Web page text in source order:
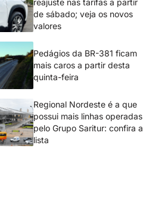
reajuste nas tarifas a partir
de sábado; veja os novos
valores
Pedágios da BR-381 ficam
mais caros a partir desta
quinta-feira
Regional Nordeste é a que
possui mais linhas operadas
pelo Grupo Saritur: confira a
lista